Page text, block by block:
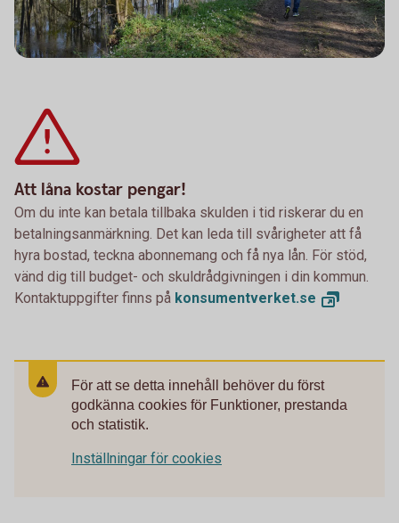
Att låna kostar pengar!
Om du inte kan betala tillbaka skulden i tid riskerar du en
betalningsanmärkning. Det kan leda till svårigheter att få
hyra bostad, teckna abonnemang och få nya lån. För stöd,
vänd dig till budget- och skuldrådgivningen i din kommun.
Kontaktuppgifter finns på konsumentverket.se
För att se detta innehåll behöver du först
godkänna cookies för Funktioner, prestanda
och statistik.
Inställningar för cookies